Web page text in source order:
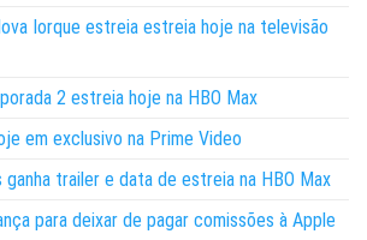
Iorque estreia estreia hoje na televisão
2 estreia hoje na HBO Max
em exclusivo na Prime Video
ganha trailer e data de estreia na HBO Max
para deixar de pagar comissões à Apple